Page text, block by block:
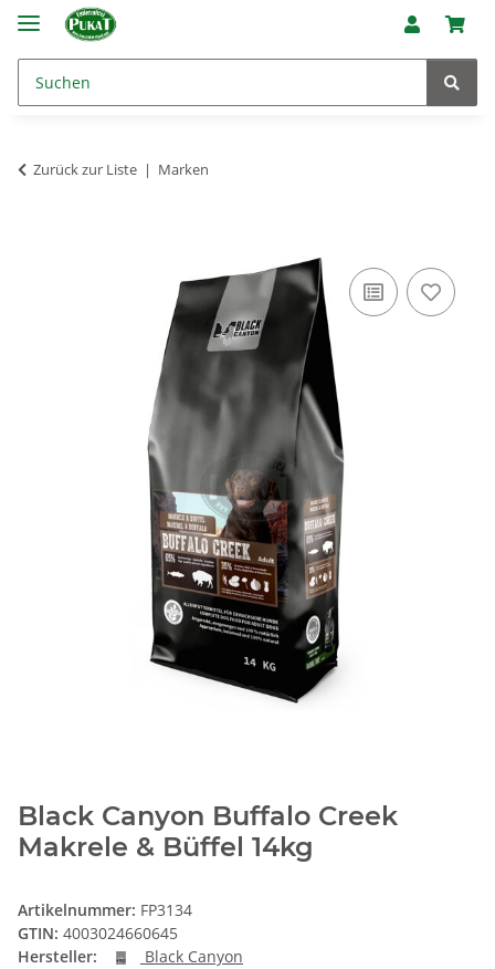
Zurück zur Liste Marken
Black Canyon Buffalo Creek
Makrele & Büffel 14kg
Artikelnummer: FP3134
GTIN: 4003024660645
Hersteller:
Black Canyon